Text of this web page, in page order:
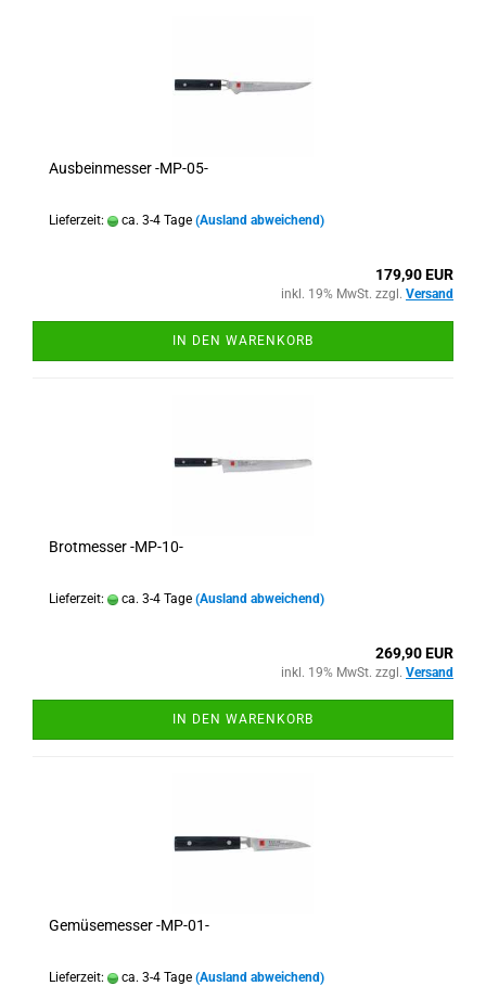
Ausbeinmesser -MP-05-
Lieferzeit: ca. 3-4 Tage (Ausland abweichend)
179,90 EUR
inkl. 19% MwSt. zzgl. Versand
IN DEN WARENKORB
Brotmesser -MP-10-
Lieferzeit: ca. 3-4 Tage (Ausland abweichend)
269,90 EUR
inkl. 19% MwSt. zzgl. Versand
IN DEN WARENKORB
Gemüsemesser -MP-01-
Lieferzeit: ca. 3-4 Tage (Ausland abweichend)